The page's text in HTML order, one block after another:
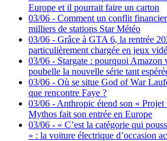
Europe et il pourrait faire un carton
03/06 - Comment un conflit
milliers de stations Star Météo
03/06 - Grâce à GTA 6, la rentrée
particulièrement chargée en jeux
03/06 - Stargate : pourquoi Amazon
poubelle la nouvelle série tant
03/06 - Où se situe God of War
que rencontre Faye ?
03/06 - Anthropic étend son «
Mythos fait son entrée en Europe
03/06 - « C’est la catégorie qui
» : la voiture électrique d’occasion